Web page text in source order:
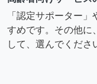
「認定サポーター
すめです。その他に
して、選んでくださ